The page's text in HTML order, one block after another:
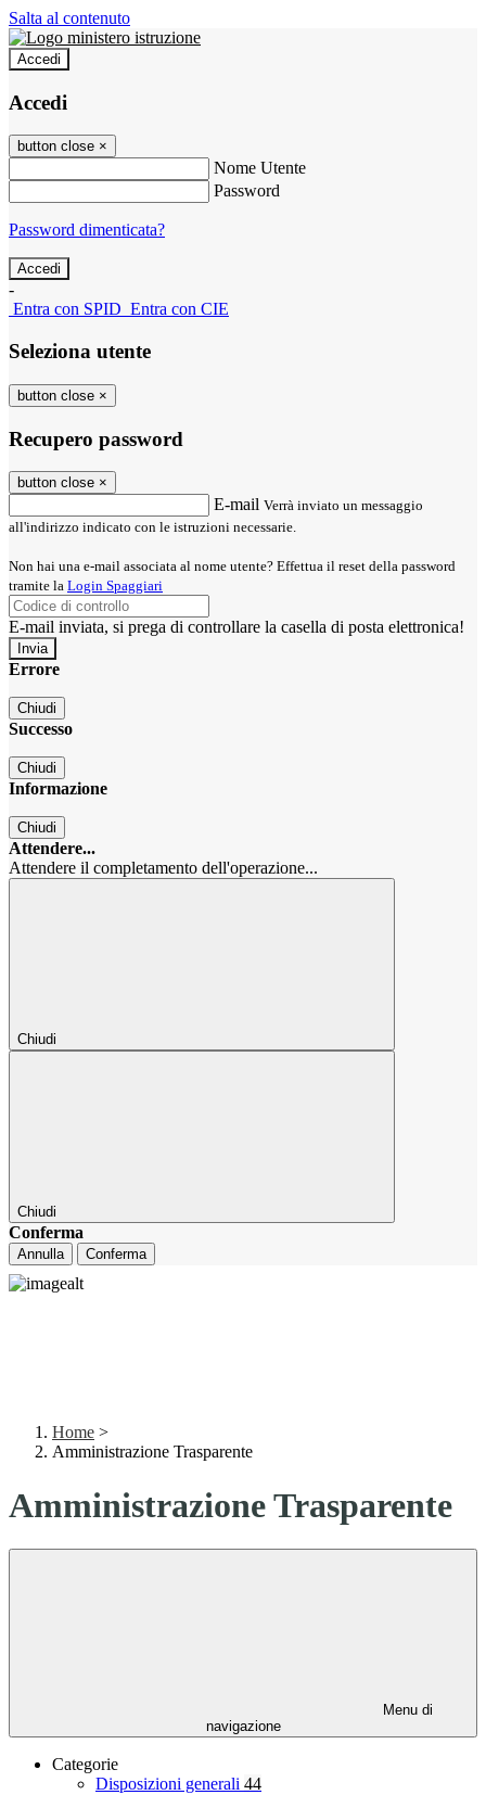
Salta al contenuto
Accedi
Accedi
button close ×
Nome Utente
Password
Password dimenticata?
-
Entra con SPID Entra con CIE
Seleziona utente
button close ×
Recupero password
button close ×
E-mail Verrà inviato un messaggio
all'indirizzo indicato con le istruzioni necessarie.
Non hai una e-mail associata al nome utente? Effettua il reset della password
tramite la Login Spaggiari
E-mail inviata, si prega di controllare la casella di posta elettronica!
Errore
Chiudi
Successo
Chiudi
Informazione
Chiudi
Attendere...
Attendere il completamento dell'operazione...
Chiudi
Chiudi
Conferma
Annulla Conferma
Home >
Amministrazione Trasparente
Amministrazione Trasparente
Menu di
navigazione
Categorie
Disposizioni generali 44